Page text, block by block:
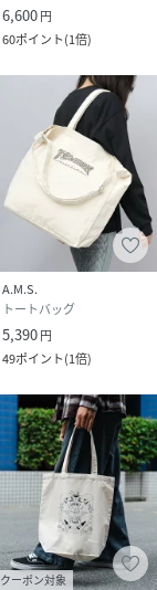
6,600円
60ポイント(1倍)
A.M.S.
トートバッグ
5,390円
49ポイント(1倍)
クーポン対象